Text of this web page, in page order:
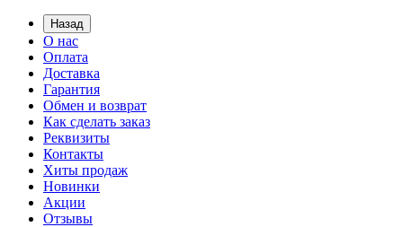
Назад
О нас
Оплата
Доставка
Гарантия
Обмен и возврат
Как сделать заказ
Реквизиты
Контакты
Хиты продаж
Новинки
Акции
Отзывы